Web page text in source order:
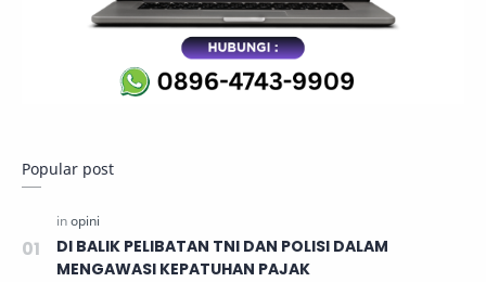
Popular post
DI BALIK PELIBATAN TNI DAN POLISI DALAM
MENGAWASI KEPATUHAN PAJAK